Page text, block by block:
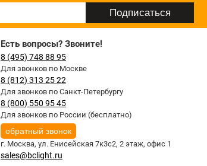
Есть вопросы? Звоните!
8 (495) 748 88 95
Для звонков по Москве
8 (812) 313 25 22
Для звонков по Санкт-Петербургу
8 (800) 550 95 45
Для звонков по России (бесплатно)
обратный звонок
г. Москва, ул. Енисейская 7к3с2, 2 этаж, офис 1
sales@bclight.ru